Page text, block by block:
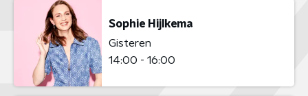
Sophie Hijlkema
Gisteren
14:00 - 16:00